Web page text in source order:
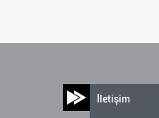
İletişim